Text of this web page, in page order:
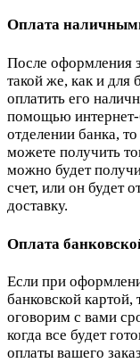
Оплата
После оформления
такой же, как и для
оплатить его
помощью интернет-
отделении банка,
можете получить
можно будет
счет, или он будет
доставку.
Оплата
Если при
банковской
оговорим с вами
когда все будет
оплаты вашего